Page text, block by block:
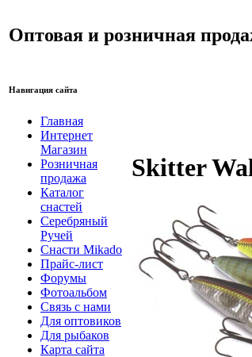
Оптовая и розничная
Навигация сайта
Главная
Интернет
Магазин
Розничная
продажа
Каталог
снастей
Серебряный
Ручей
Снасти Mikado
Прайс-лист
Форумы
Фотоальбом
Связь с нами
Для оптовиков
Для рыбаков
Карта сайта
Skitter